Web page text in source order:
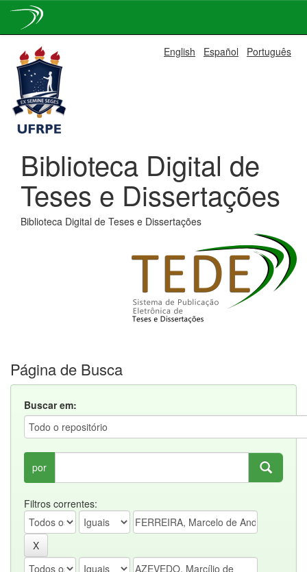
navigation
English Español Português
Biblioteca Digital de
Teses e Dissertações
Biblioteca Digital de Teses e Dissertações
Página de Busca
Buscar em:
por
Filtros correntes: